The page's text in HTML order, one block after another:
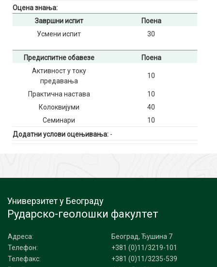
Оцена знања:
Завршни испит
Поена
Усмени испит
30
Предиспитне обавезе
Поена
Активност у току
предавања
10
Практична настава
10
Колоквијуми
40
Семинари
10
Додатни услови оцењивања: -
Универзитет у Београду
Рударско-геолошки факултет
Адреса:
Београд, Ђушина 7
Телефон:
+381 (0)11/3219-101
Телефакс:
+381 (0)11/3235-539